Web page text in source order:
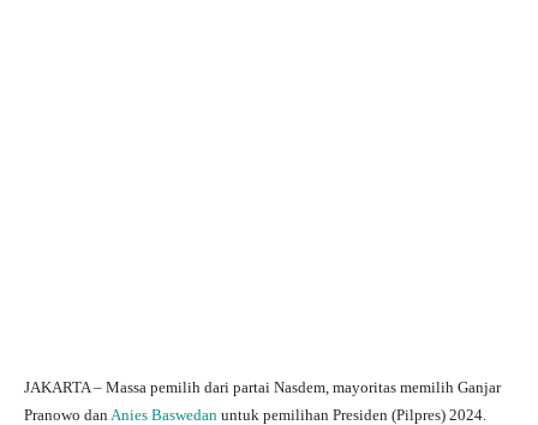
JAKARTA – Massa pemilih dari partai Nasdem, mayoritas memilih Ganjar
Pranowo dan Anies Baswedan untuk pemilihan Presiden (Pilpres) 2024.